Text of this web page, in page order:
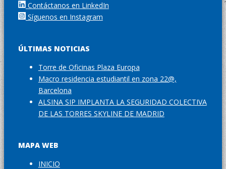
Contáctanos en LinkedIn
Síguenos en Instagram
ÚLTIMAS NOTICIAS
Torre de Oficinas Plaza Europa
Macro residencia estudiantil en zona 22@,
Barcelona
ALSINA SIP IMPLANTA LA SEGURIDAD COLECTIVA
DE LAS TORRES SKYLINE DE MADRID
MAPA WEB
INICIO